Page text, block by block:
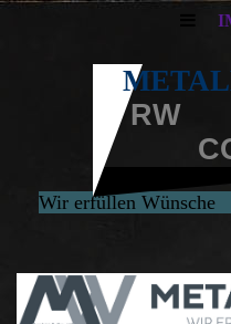
RW
Wir erfüllen